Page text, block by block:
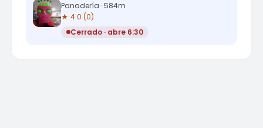
Panadería · 584m
★ 4.0 (0)
Cerrado · abre 6:30